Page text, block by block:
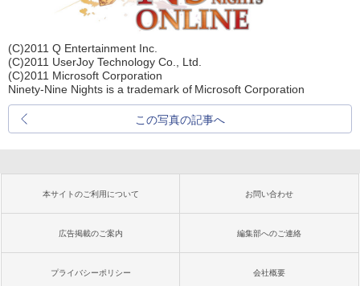
(C)2011 Q Entertainment Inc.
(C)2011 UserJoy Technology Co., Ltd.
(C)2011 Microsoft Corporation
Ninety-Nine Nights is a trademark of Microsoft Corporation
この写真の記事へ
本サイトのご利用について お問い合わせ
広告掲載のご案内 編集部へのご連絡
プライバシーポリシー 会社概要